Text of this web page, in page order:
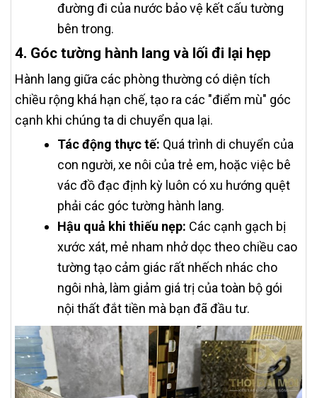
đường đi của nước bảo vệ kết cấu tường
bên trong.
4. Góc tường hành lang và lối đi lại hẹp
Hành lang giữa các phòng thường có diện tích
chiều rộng khá hạn chế, tạo ra các "điểm mù" góc
cạnh khi chúng ta di chuyển qua lại.
Tác động thực tế: Quá trình di chuyển của
con người, xe nôi của trẻ em, hoặc việc bê
vác đồ đạc định kỳ luôn có xu hướng quệt
phải các góc tường hành lang.
Hậu quả khi thiếu nẹp: Các cạnh gạch bị
xước xát, mẻ nham nhở dọc theo chiều cao
tường tạo cảm giác rất nhếch nhác cho
ngôi nhà, làm giảm giá trị của toàn bộ gói
nội thất đắt tiền mà bạn đã đầu tư.